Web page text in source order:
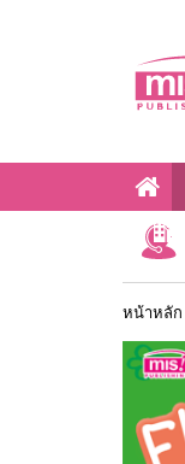
หน้าหลัก